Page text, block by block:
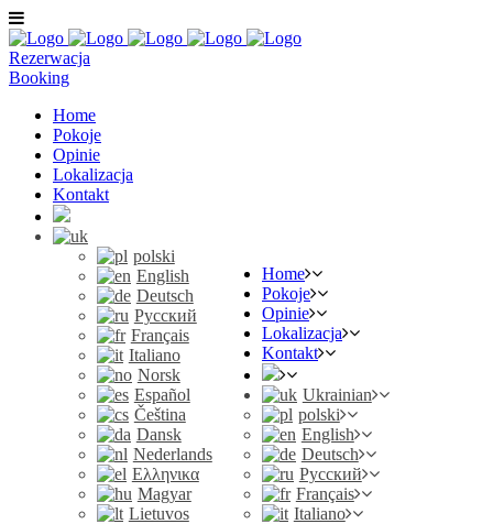
Rezerwacja
Booking
Home
Pokoje
Opinie
Lokalizacja
Kontakt
polski
English
Deutsch
Русский
Français
Italiano
Norsk
Español
Čeština
Dansk
Nederlands
Ελληνικα
Magyar
Lietuvos
Home
Pokoje
Opinie
Lokalizacja
Kontakt
Ukrainian
polski
English
Deutsch
Русский
Français
Italiano